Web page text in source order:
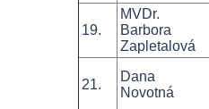
19.
MVDr.
Barbora
Zapletalová
21.
Dana
Novotná